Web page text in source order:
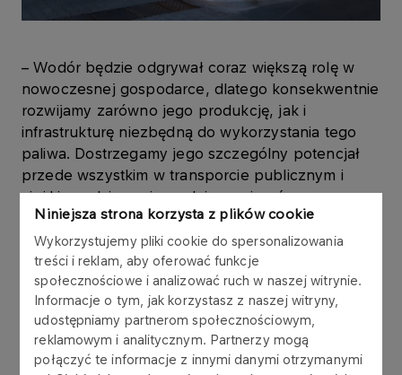
Niniejsza strona korzysta z plików cookie
Wykorzystujemy pliki cookie do spersonalizowania
treści i reklam, aby oferować funkcje
społecznościowe i analizować ruch w naszej witrynie.
Informacje o tym, jak korzystasz z naszej witryny,
udostępniamy partnerom społecznościowym,
reklamowym i analitycznym. Partnerzy mogą
połączyć te informacje z innymi danymi otrzymanymi
– Wodór będzie odgrywał coraz większą rolę w
nowoczesnej gospodarce, dlatego konsekwentnie
rozwijamy zarówno jego produkcję, jak i
infrastrukturę niezbędną do wykorzystania tego
paliwa. Dostrzegamy jego szczególny potencjał
przede wszystkim w transporcie publicznym i
ciężkim, gdzie może realnie wspierać
dekarbonizację oraz poprawę jakości powietrza.
Naszym celem jest stworzenie niezawodnego
systemu dostaw dla transportu. Uruchomienie
stacji w Gdyni powiększa budowaną przez nas
ogólnopolską sieć, oferując kierowcom
tankowanie tego niskoemisyjnego paliwa w
siódmej już, a pierwszej na północy Polski
lokalizacji, położonej tuż obok strategicznego